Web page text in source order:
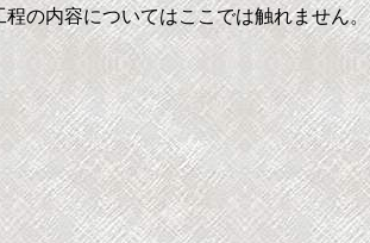
の内容についてはここでは触れません。